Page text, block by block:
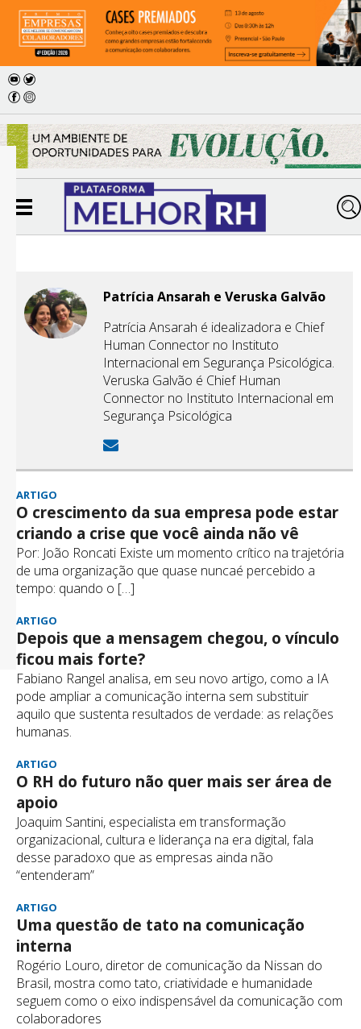
Patrícia Ansarah e Veruska Galvão
Patrícia Ansarah é idealizadora e Chief
Human Connector no Instituto
Internacional em Segurança Psicológica.
Veruska Galvão é Chief Human
Connector no Instituto Internacional em
Segurança Psicológica
ARTIGO
O crescimento da sua empresa pode estar
criando a crise que você ainda não vê
Por: João Roncati Existe um momento crítico na trajetória
de uma organização que quase nuncaé percebido a
tempo: quando o […]
ARTIGO
Depois que a mensagem chegou, o vínculo
ficou mais forte?
Fabiano Rangel analisa, em seu novo artigo, como a IA
pode ampliar a comunicação interna sem substituir
aquilo que sustenta resultados de verdade: as relações
humanas.
ARTIGO
O RH do futuro não quer mais ser área de
apoio
Joaquim Santini, especialista em transformação
organizacional, cultura e liderança na era digital, fala
desse paradoxo que as empresas ainda não
“entenderam”
ARTIGO
Uma questão de tato na comunicação
interna
Rogério Louro, diretor de comunicação da Nissan do
Brasil, mostra como tato, criatividade e humanidade
seguem como o eixo indispensável da comunicação com
colaboradores